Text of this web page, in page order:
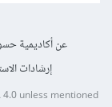
عن أكاديمية
إرشادات
4.0unless mentioned